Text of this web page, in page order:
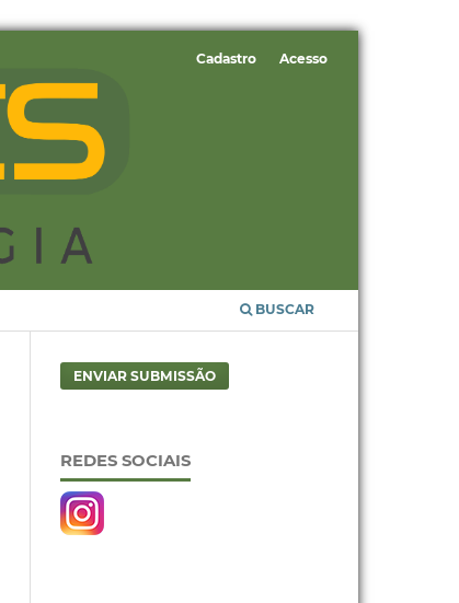
BUSCAR
Cadastro Acesso
ENVIAR SUBMISSÃO
REDES SOCIAIS